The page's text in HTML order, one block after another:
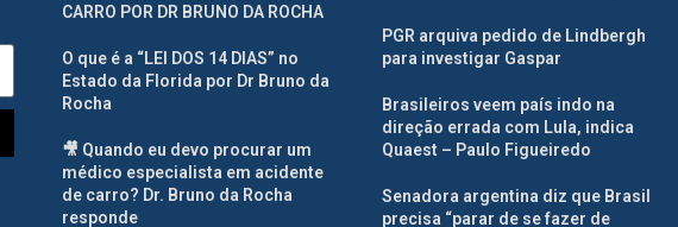
CARRO POR DR BRUNO DA ROCHA
O que é a “LEI DOS 14 DIAS” no
Estado da Florida por Dr Bruno da
Rocha
🎥 Quando eu devo procurar um
médico especialista em acidente
de carro? Dr. Bruno da Rocha
responde
PGR arquiva pedido de Lindbergh
para investigar Gaspar
Brasileiros veem país indo na
direção errada com Lula, indica
Quaest – Paulo Figueiredo
Senadora argentina diz que Brasil
precisa “parar de se fazer de